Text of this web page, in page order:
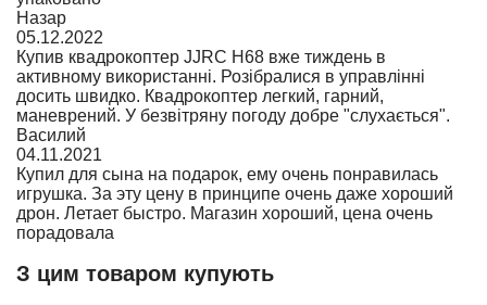
Назар
05.12.2022
Купив квадрокоптер JJRC H68 вже тиждень в
активному використанні. Розібралися в управлінні
досить швидко. Квадрокоптер легкий, гарний,
маневрений. У безвітряну погоду добре "слухається".
Василий
04.11.2021
Купил для сына на подарок, ему очень понравилась
игрушка. За эту цену в принципе очень даже хороший
дрон. Летает быстро. Магазин хороший, цена очень
порадовала
З цим товаром купують